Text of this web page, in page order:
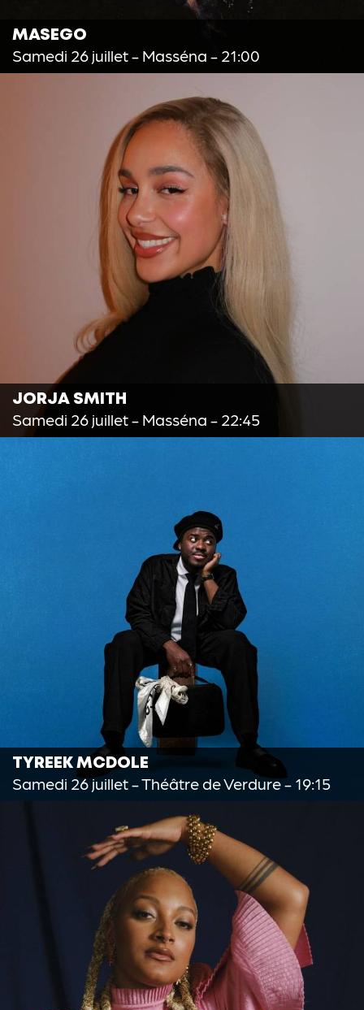
MASEGO
Samedi 26 juillet- Masséna - 21:00
JORJA SMITH
Samedi 26 juillet- Masséna - 22:45
TYREEK MCDOLE
Samedi 26 juillet- Théâtre de Verdure - 19:15